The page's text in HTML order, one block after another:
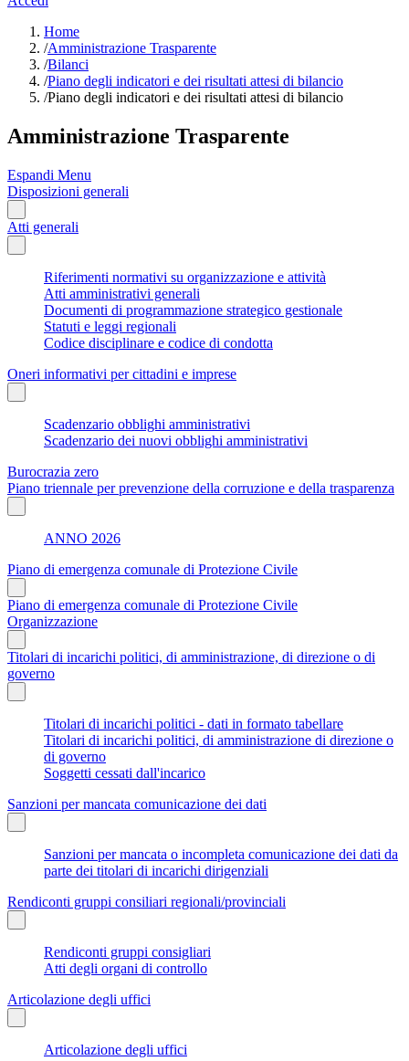
Home
/Amministrazione Trasparente
/Bilanci
/Piano degli indicatori e dei risultati attesi di bilancio
/Piano degli indicatori e dei risultati attesi di bilancio
Amministrazione Trasparente
Espandi Menu
Disposizioni generali
Atti generali
Riferimenti normativi su organizzazione e attività
Atti amministrativi generali
Documenti di programmazione strategico gestionale
Statuti e leggi regionali
Codice disciplinare e codice di condotta
Oneri informativi per cittadini e imprese
Scadenzario obblighi amministrativi
Scadenzario dei nuovi obblighi amministrativi
Burocrazia zero
Piano triennale per prevenzione della corruzione e della trasparenza
ANNO 2026
Piano di emergenza comunale di Protezione Civile
Piano di emergenza comunale di Protezione Civile
Organizzazione
Titolari di incarichi politici, di amministrazione, di direzione o di
governo
Titolari di incarichi politici - dati in formato tabellare
Titolari di incarichi politici, di amministrazione di direzione o
di governo
Soggetti cessati dall'incarico
Sanzioni per mancata comunicazione dei dati
Sanzioni per mancata o incompleta comunicazione dei dati da
parte dei titolari di incarichi dirigenziali
Rendiconti gruppi consiliari regionali/provinciali
Rendiconti gruppi consigliari
Atti degli organi di controllo
Articolazione degli uffici
Articolazione degli uffici